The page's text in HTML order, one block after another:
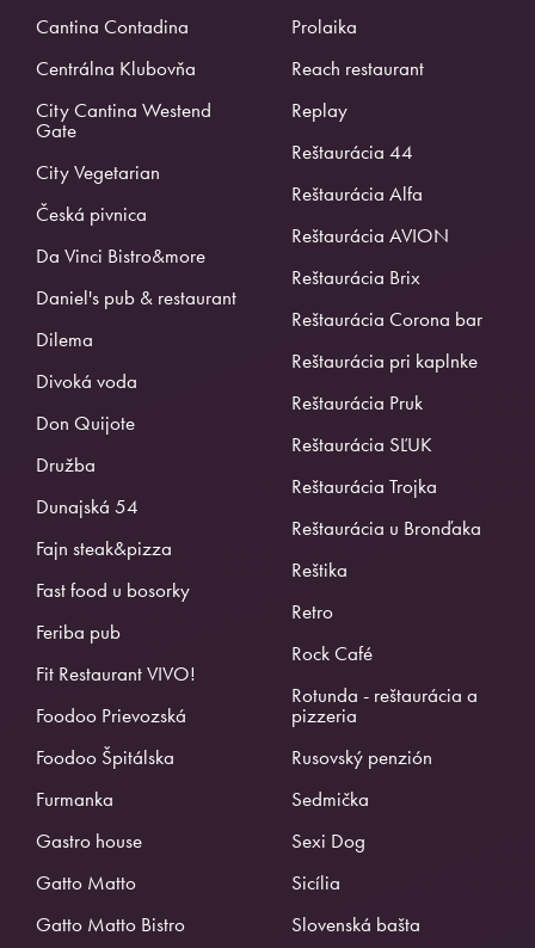
Cantina Contadina
Centrálna Klubovňa
City Cantina Westend
Gate
City Vegetarian
Česká pivnica
Da Vinci Bistro&more
Daniel's pub & restaurant
Dilema
Divoká voda
Don Quijote
Družba
Dunajská 54
Fajn steak&pizza
Fast food u bosorky
Feriba pub
Fit Restaurant VIVO!
Foodoo Prievozská
Foodoo Špitálska
Furmanka
Gastro house
Gatto Matto
Gatto Matto Bistro
Prolaika
Reach restaurant
Replay
Reštaurácia 44
Reštaurácia Alfa
Reštaurácia AVION
Reštaurácia Brix
Reštaurácia Corona bar
Reštaurácia pri kaplnke
Reštaurácia Pruk
Reštaurácia SĽUK
Reštaurácia Trojka
Reštaurácia u Bronďaka
Reštika
Retro
Rock Café
Rotunda - reštaurácia a
pizzeria
Rusovský penzión
Sedmička
Sexi Dog
Sicília
Slovenská bašta